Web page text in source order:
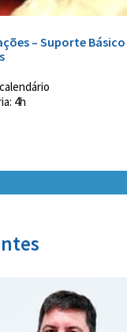
– Suporte Básico
4h